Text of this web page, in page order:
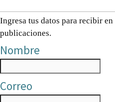
Ingresa tus datos para recibir
publicaciones.
Nombre
Correo